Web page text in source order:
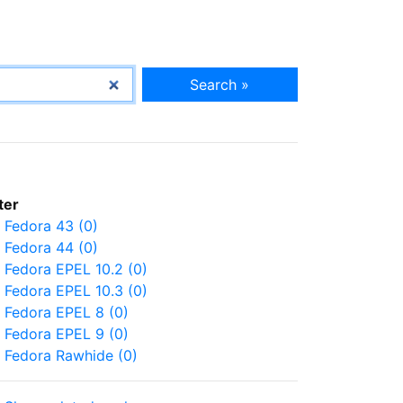
Search »
Fedora 43 (0)
Fedora 44 (0)
Fedora EPEL 10.2 (0)
Fedora EPEL 10.3 (0)
Fedora EPEL 8 (0)
Fedora EPEL 9 (0)
Fedora Rawhide (0)